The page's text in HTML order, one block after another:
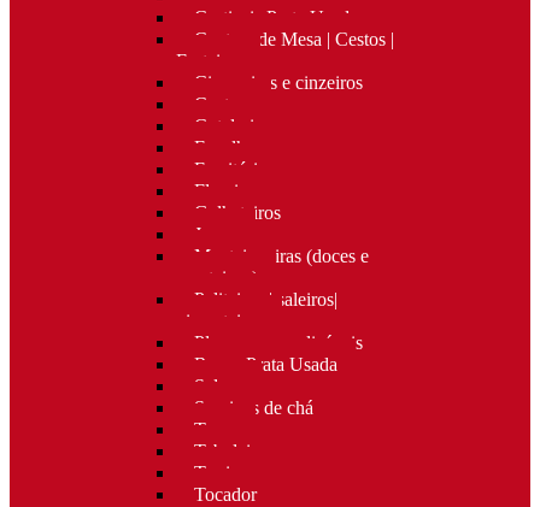
Castiçais Prata Usada
Centros de Mesa | Cestos |
Fruteiras
Cigarreiras e cinzeiros
Costura
Cutelaria
Espelhos
Escritório
Floreiras
Galheteiros
Jarras
Manteigueiras (doces e
manteigas)
Paliteiros | saleiros|
pimenteiros
Placas personalizáveis
Rocas Prata Usada
Salvas
Serviços de chá
Taças
Tabuleiros
Terrinas
Tocador